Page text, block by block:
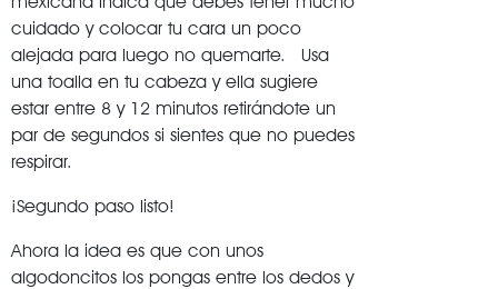
cuidado y colocar tu cara un poco
alejada para luego no quemarte. Usa
una toalla en tu cabeza y ella sugiere
estar entre 8 y 12 minutos retirándote un
par de segundos si sientes que no puedes
respirar.
¡Segundo paso listo!
Ahora la idea es que con unos
algodoncitos los pongas entre los dedos y